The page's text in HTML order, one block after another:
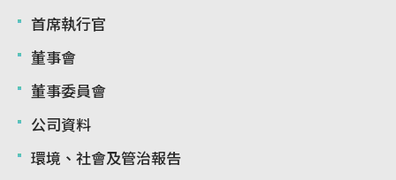
首席執行官
董事會
董事委員會
公司資料
環境、社會及管治報告